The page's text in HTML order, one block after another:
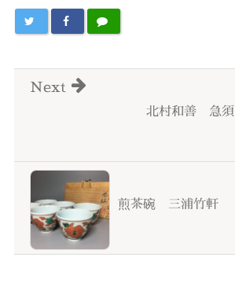
北村和善 急須
Next
煎茶碗 三浦竹軒